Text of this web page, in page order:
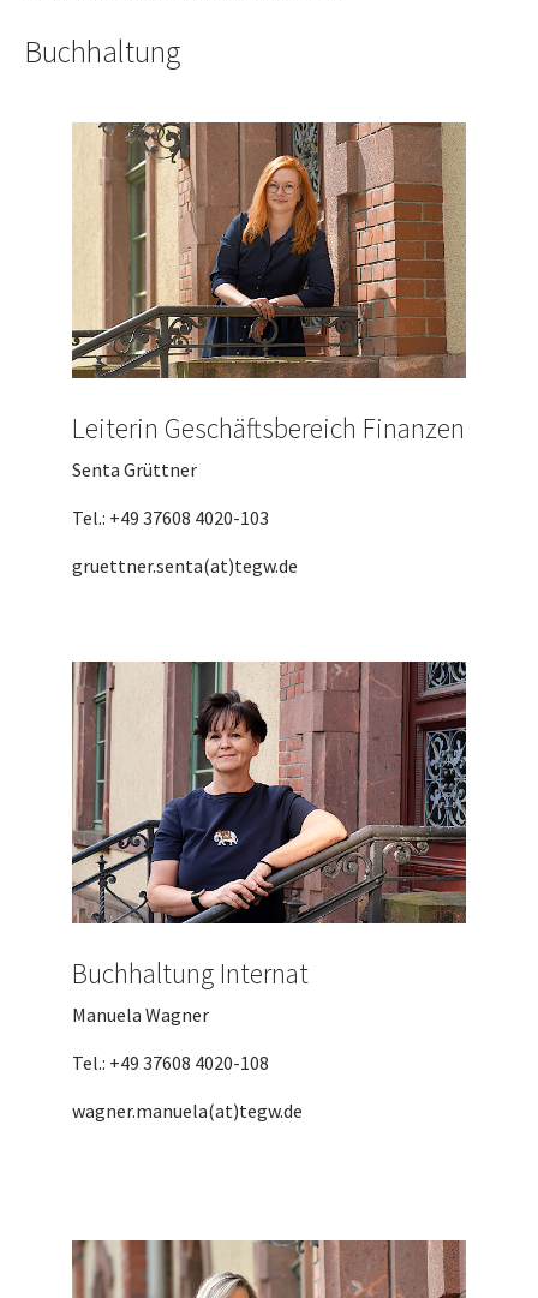
Buchhaltung
Leiterin Geschäftsbereich Finanzen
Senta Grüttner
Tel.: +49 37608 4020-103
gruettner.senta(at)tegw.de
Buchhaltung Internat
Manuela Wagner
Tel.: +49 37608 4020-108
wagner.manuela(at)tegw.de